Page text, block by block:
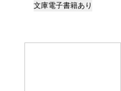
文庫電子書籍あり